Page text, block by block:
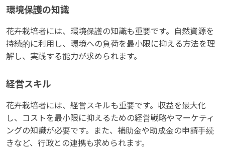
環境保護の知識
花卉栽培者には、環境保護の知識も重要です。自然資源を
持続的に利用し、環境への負荷を最小限に抑える方法を理
解し、実践する能力が求められます。
経営スキル
花卉栽培者には、経営スキルも重要です。収益を最大化
し、コストを最小限に抑えるための経営戦略やマーケティ
ングの知識が必要です。また、補助金や助成金の申請手続
きなど、行政との連携も求められます。